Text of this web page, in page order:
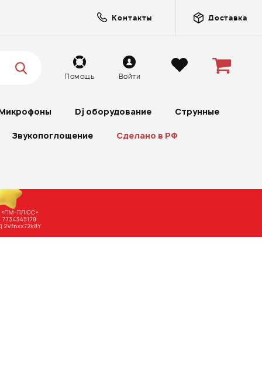
Контакты Доставка
Помощь Войти
Dj оборудование Струнные
Звукопоглощение Сделано в РФ